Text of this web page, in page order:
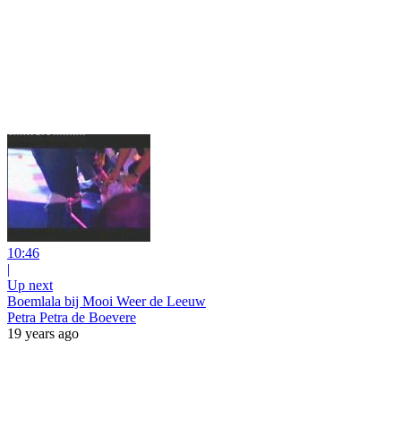
10:46
|
Up next
Boemlala bij Mooi Weer de Leeuw
Petra Petra de Boevere
19 years ago